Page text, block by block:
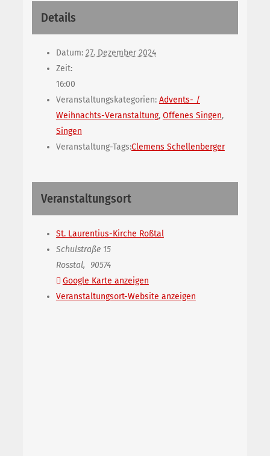
Details
Datum: 27. Dezember 2024
Zeit:
16:00
Veranstaltungskategorien: Advents- /
Weihnachts-Veranstaltung, Offenes Singen,
Singen
Veranstaltung-Tags:Clemens Schellenberger
Veranstaltungsort
St. Laurentius-Kirche Roßtal
Schulstraße 15
Rosstal, 90574
Google Karte anzeigen
Veranstaltungsort-Website anzeigen